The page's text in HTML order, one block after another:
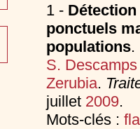
1 -
ponctuels
populations.
S. Descamps
Zerubia.
juillet 2009.
Mots-clés :